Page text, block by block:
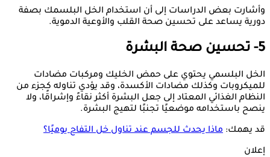
وأشارت بعض الدراسات إلى أن استخدام الخل البلسمك بصفة
دورية يساعد على تحسين صحة القلب والأوعية الدموية.
5- تحسين صحة البشرة
الخل البلسمي يحتوي على حمض الخليك ومركبات مضادات
للميكروبات وكذلك مضادات الأكسدة، وقد يؤدي تناوله كجزء من
النظام الغذائي المعتاد إلى جعل البشرة أكثر نقاءً وإشراقًا، ولا
ينصح باستخدامه موضعيًا تجنبًا لتهيج البشرة.
قد يهمك: ماذا يحدث للجسم عند تناول خل التفاح يوميًا؟
إعلان